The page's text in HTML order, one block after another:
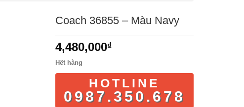
Coach 36855 – Màu Navy
4,480,000₫
Hết hàng
HOTLINE
0987.350.678